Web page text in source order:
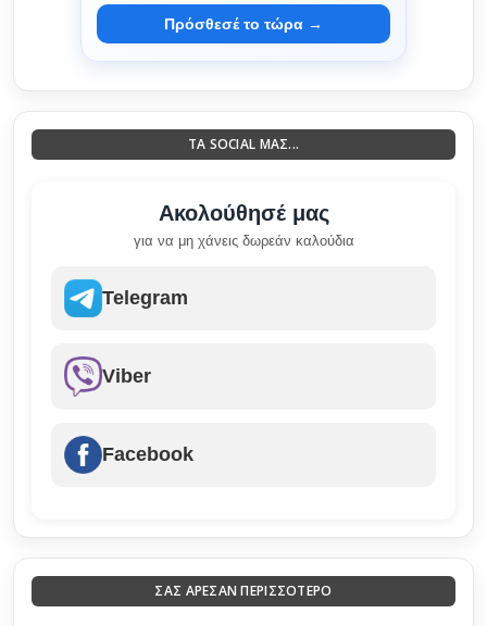
Πρόσθεσέ το τώρα →
ΤΑ SOCIAL ΜΑΣ...
Ακολούθησέ μας
για να μη χάνεις δωρεάν καλούδια
Telegram
Viber
Facebook
ΣΑΣ ΑΡΕΣΑΝ ΠΕΡΙΣΣΟΤΕΡΟ